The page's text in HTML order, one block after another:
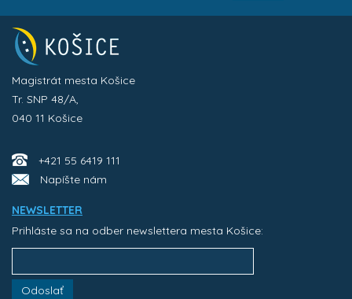
Magistrát mesta Košice
Tr. SNP 48/A,
040 11 Košice
+421 55 6419 111
Napíšte nám
NEWSLETTER
Prihláste sa na odber newslettera mesta Košice:
Odoslať